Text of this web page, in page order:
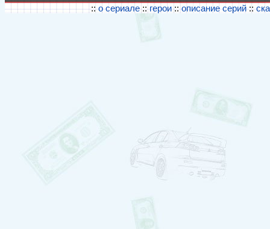
:: о сериале:: герои::описание серий::